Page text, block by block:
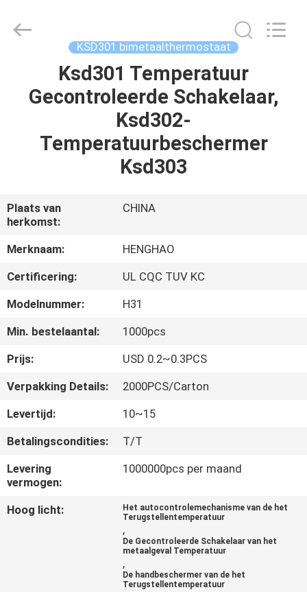
OVER
ONS
FABRIEKSREIS
KWALITEITSCONTROLE
CONTACTEER
ONS
NIEUWS
ALLE
GEVALLEN
KSD301 bimetaalthermostaat
Ksd301 Temperatuur
Gecontroleerde Schakelaar,
Ksd302-
Temperatuurbeschermer
Ksd303
Plaats van
herkomst:
CHINA
Merknaam:
HENGHAO
Certificering:
UL CQC TUV KC
Modelnummer:
H31
Min. bestelaantal:
1000pcs
Prijs:
USD 0.2~0.3PCS
Verpakking Details:
2000PCS/Carton
Levertijd:
10~15
Betalingscondities:
T/T
Levering
vermogen:
1000000pcs per maand
Hoog licht:
Het autocontrolemechanisme van de het
Terugstellentemperatuur
,
De Gecontroleerde Schakelaar van het
metaalgeval Temperatuur
,
De handbeschermer van de het
Terugstellentemperatuur